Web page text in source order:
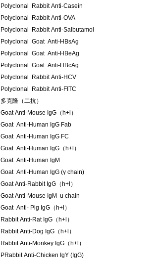
Polyclonal Rabbit Anti-Casein
Polyclonal Rabbit Anti-OVA
Polyclonal Rabbit Anti-Salbutamol
Polyclonal Goat Anti-HBsAg
Polyclonal Goat Anti-HBeAg
Polyclonal Goat Anti-HBcAg
Polyclonal Rabbit Anti-HCV
Polyclonal Rabbit Anti-FITC
多克隆（二抗）
Goat Anti-Mouse IgG（h+l）
Goat Anti-Human IgG Fab
Goat Anti-Human IgG FC
Goat Anti-Human IgG（h+l）
Goat Anti-Human IgM
Goat Anti-Human IgG (γ chain)
Goat Anti-Rabbit IgG（h+l）
Goat Anti-Mouse IgM u chain
Goat Anti- Pig IgG（h+l）
Rabbit Anti-Rat IgG（h+l）
Rabbit Anti-Dog IgG（h+l）
Rabbit Anti-Monkey IgG（h+l）
PRabbit Anti-Chicken IgY (IgG)